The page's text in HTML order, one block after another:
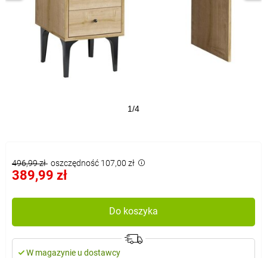
1/4
496,99 zł oszczędność 107,00 zł
389,99 zł
Do koszyka
W magazynie u dostawcy